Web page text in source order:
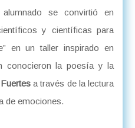
se convirtió en
y científicas para
en un taller inspirado en
conocieron la poesía y la
a través de la lectura
de emociones.